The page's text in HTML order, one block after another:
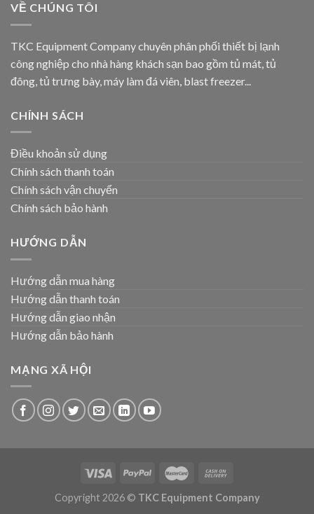
VỀ CHÚNG TÔI
TKC Equipment Company chuyên phân phối thiết bị lạnh
công nghiệp cho nhà hàng khách sạn bao gồm tủ mát, tủ
đông, tủ trưng bày, máy làm đá viên, blast freezer...
CHÍNH SÁCH
Điều khoản sử dụng
Chính sách thanh toán
Chính sách vận chuyển
Chính sách bảo hành
HƯỚNG DẪN
Hướng dẫn mua hàng
Hướng dẫn thanh toán
Hướng dẫn giao nhận
Hướng dẫn bảo hành
MẠNG XÃ HỘI
Copyright 2026 © TKC Equipment Company